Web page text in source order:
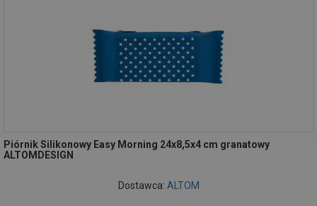
Piórnik Silikonowy Easy Morning 24x8,5x4 cm granatowy
ALTOMDESIGN
Dostawca: ALTOM